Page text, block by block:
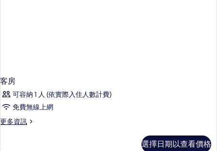
客房
可容納 1 人 (依實際入住人數計費)
免費無線上網
更多資訊
更
選擇日期以查看價格